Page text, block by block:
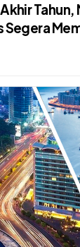
Tahun,
Segera